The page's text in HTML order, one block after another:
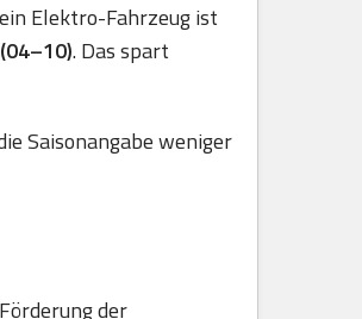
Elektro-Fahrzeug ist
. Das spart
Saisonangabe weniger
der